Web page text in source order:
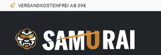
VERSANDKOSTENFREI AB 39€